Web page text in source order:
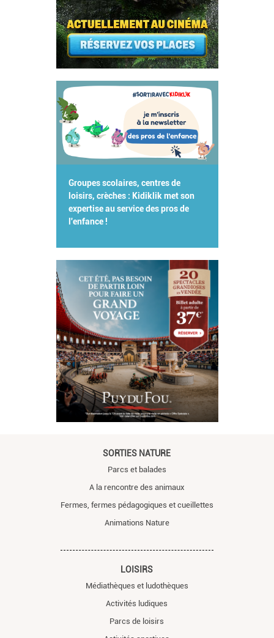
Groupes scolaires, centres de
loisirs, crèches : Kidiklik met son
expertise au service des pros de
l'enfance !
SORTIES NATURE
Parcs et balades
A la rencontre des animaux
Fermes, fermes pédagogiques et cueillettes
Animations Nature
LOISIRS
Médiathèques et ludothèques
Activités ludiques
Parcs de loisirs